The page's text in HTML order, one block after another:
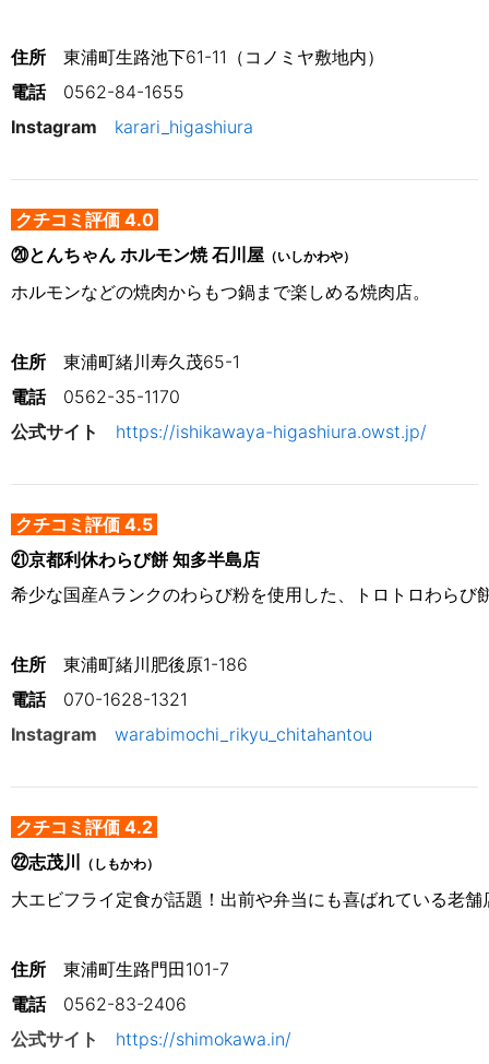
住所 東浦町生路池下61-11（コノミヤ敷地内）
電話
0562-84-1655
Instagram
karari_higashiura
クチコミ評価 4.0
⑳とんちゃん ホルモン焼 石川屋 （いしかわや）
ホルモンなどの焼肉からもつ鍋まで楽しめる焼肉店。
住所 東浦町緒川寿久茂65-1
電話
0562-35-1170
公式サイト
https://ishikawaya-higashiura.owst.jp/
クチコミ評価 4.5
㉑京都利休わらび餅 知多半島店
希少な国産Aランクのわらび粉を使用した、トロトロわらび
住所 東浦町緒川肥後原1-186
電話
070-1628-1321
Instagram
warabimochi_rikyu_chitahantou
クチコミ評価 4.2
㉒志茂川
（しもかわ）
大エビフライ定食が話題！出前や弁当にも喜ばれている老舗
住所 東浦町生路門田101-7
電話
0562-83-2406
公式サイト
https://shimokawa.in/